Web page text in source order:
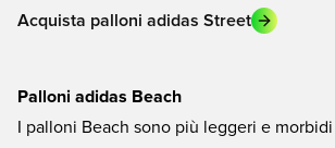
Acquista palloni adidas Street
Palloni adidas Beach
I palloni Beach sono più leggeri e